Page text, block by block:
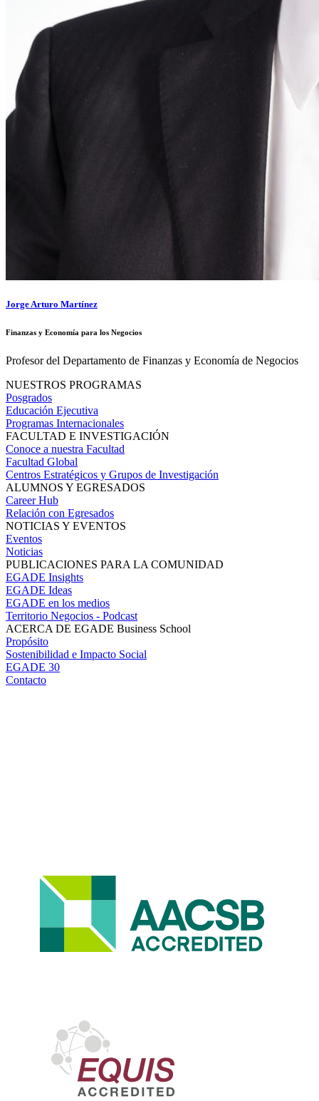
Jorge Arturo Martínez
Finanzas y Economía para los Negocios
Profesor del Departamento de Finanzas y Economía de Negocios
NUESTROS PROGRAMAS
Posgrados
Educación Ejecutiva
Programas Internacionales
FACULTAD E INVESTIGACIÓN
Conoce a nuestra Facultad
Facultad Global
Centros Estratégicos y Grupos de Investigación
ALUMNOS Y EGRESADOS
Career Hub
Relación con Egresados
NOTICIAS Y EVENTOS
Eventos
Noticias
PUBLICACIONES PARA LA COMUNIDAD
EGADE Insights
EGADE Ideas
EGADE en los medios
Territorio Negocios - Podcast
ACERCA DE EGADE Business School
Propósito
Sostenibilidad e Impacto Social
EGADE 30
Contacto